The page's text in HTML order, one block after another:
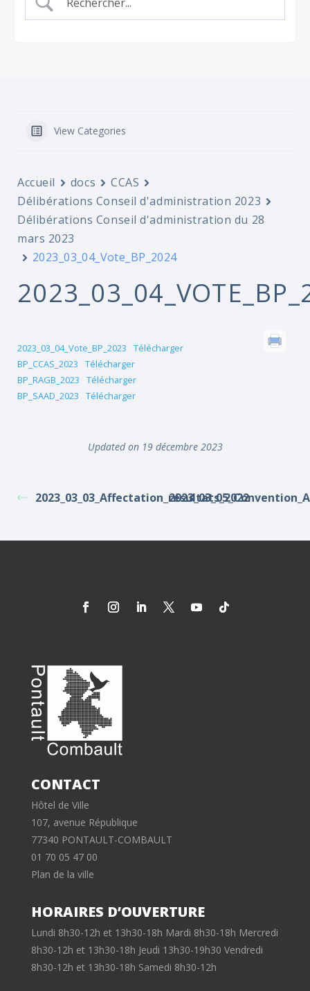
View Categories
Accueil docs
CCAS
Délibérations Conseil d'administration 2023
Délibérations Conseil d'administration du 28
mars 2023
2023_03_04_Vote_BP_2024
2023_03_04_Vote_BP_2023
Télécharger
BP_CCAS_2023
Télécharger
BP_RAGB_2023
Télécharger
BP_SAAD_2023
Télécharger
Updated on 19 décembre 2023
2023_03_03_Affectation_résultats_2022
CONTACT
Hôtel de Ville
107, avenue République
77340 PONTAULT-COMBAULT
01 70 05 47 00
Plan de la ville
HORAIRES D’OUVERTURE
Lundi 8h30-12h et 13h30-18h Mardi 8h30-18h Mercredi
8h30-12h et 13h30-18h Jeudi 13h30-19h30 Vendredi
8h30-12h et 13h30-18h Samedi 8h30-12h